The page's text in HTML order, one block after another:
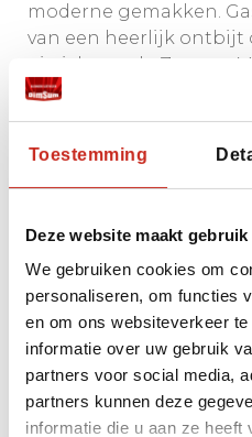
Toestemming
Deze website maakt
We gebruiken cookies om
personaliseren, om functies
en om ons websiteverkeer
informatie over uw gebruik
partners voor social media,
partners kunnen deze
informatie die u aan ze
moderne gemakken.
van een heerlijk ontbijt
uitzicht op de Zee van
Bouwstenen
Heeft u ruimte voor nog
u uw reis naar Turkije
bouwstenen:
Reissom